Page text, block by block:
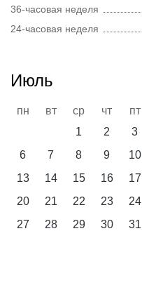
36-часовая неделя
24-часовая неделя
Июль
пн вт ср чт пт
1
2 3
6
7 8 9 10
13
14 15 16 17
20
21 22 23 24
27
28 29 30 31